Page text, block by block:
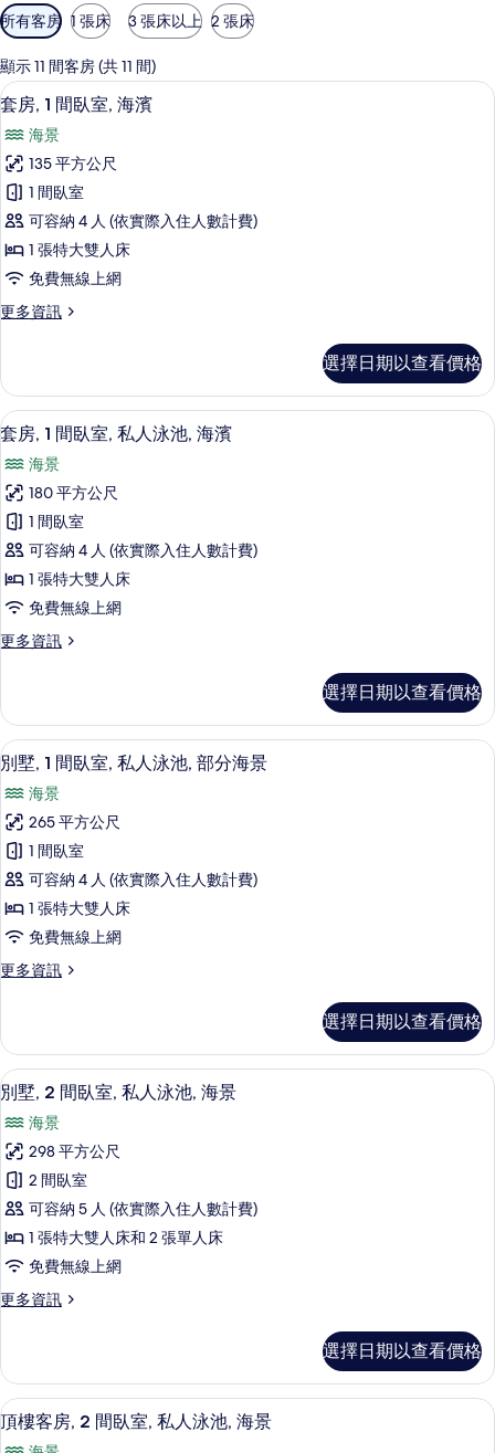
可
用
的
客
房
篩
選
條
件
所有客房 1 張床 3 張床以上 2 張床
顯示 11 間客房 (共 11 間)
顯
示
套
房,
間
臥
室,
海
的
所
有
相
片
套房, 1 間臥室, 海濱 | 高級寢具、羽絨
7
套房, 1 間臥室, 海濱
海景
135 平方公尺
1 間臥室
可容納 4 人 (依實際入住人數計費)
1 張特大雙人床
免費無線上網
更多資訊
更
1
間
臥
海
濱
的
詳
情
選擇日期以查看價格
顯
示
套
房,
間
臥
室,
私
泳
池,
海
濱
的
所
有
相
片
套房, 1 間臥室, 私人泳池, 海濱 | 高級
6
套房, 1 間臥室, 私人泳池, 海濱
海景
180 平方公尺
1 間臥室
可容納 4 人 (依實際入住人數計費)
1 張特大雙人床
免費無線上網
更多資訊
更
1
間
臥
室,
私
人
泳
池,
海
濱
的
詳
選擇日期以查看價格
顯
示
別
墅,
間
臥
室,
私
泳
池,
部
分
海
景
的
所
有
相
高級寢具、羽絨被、免費迷你吧、客
5
別墅, 1 間臥室, 私人泳池, 部分海景
海景
265 平方公尺
1 間臥室
可容納 4 人 (依實際入住人數計費)
1 張特大雙人床
免費無線上網
更多資訊
更
1
間
臥
室,
私
人
泳
池,
部
分
海
景
詳
選擇日期以查看價格
顯
示
別
墅,
2
間
臥
室,
私
泳
池,
海
別墅, 2 間臥室, 私人泳池, 海景 | 起居
6
別墅, 2 間臥室, 私人泳池, 海景
海景
298 平方公尺
2 間臥室
可容納 5 人 (依實際入住人數計費)
1 張特大雙人床和 2 張單人床
免費無線上網
更多資訊
更
2
間
臥
室,
選擇日期以查看價格
顯
示
頂樓客房, 2 間臥室, 私人泳池, 海景 |
6
頂樓客房, 2 間臥室, 私人泳池, 海景